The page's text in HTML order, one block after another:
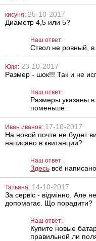
Пластиковый
вибратор Baile
317 грн
Вагинальные
шарики Sexual
402 грн
кисуня: 25-10-2017
Диаметр 4,5 или 5?
Наш ответ:
Ствол не ровный,
Юля: 23-10-2017
Размер - шок!!! Так и не
Наш ответ:
Размеры указаны в
поменьше.
Иван иванов: 17-10-2017
На новой почте не будет
написано в квитанции?
Наш ответ:
Здесь всё написано.
Татьяна: 14-10-2017
За сервіс - відмінно. Але
допомагає. Що порадити?
Наш ответ:
Купите новые
правильной ли